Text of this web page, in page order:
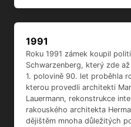
1991
Roku 1991 zámek koupil
Schwarzenberg, který zde
1. polovině 90. let proběhla
kterou provedli architekti
Lauermann, rekonstrukce
rakouského architekta
dějištěm mnoha důležitých